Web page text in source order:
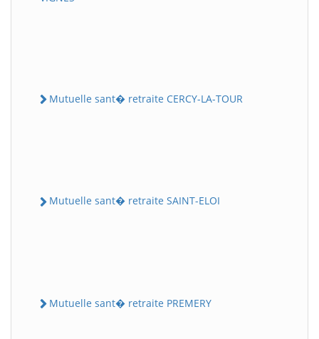
Mutuelle sant� retraite CERCY-LA-TOUR
Mutuelle sant� retraite SAINT-ELOI
Mutuelle sant� retraite PREMERY